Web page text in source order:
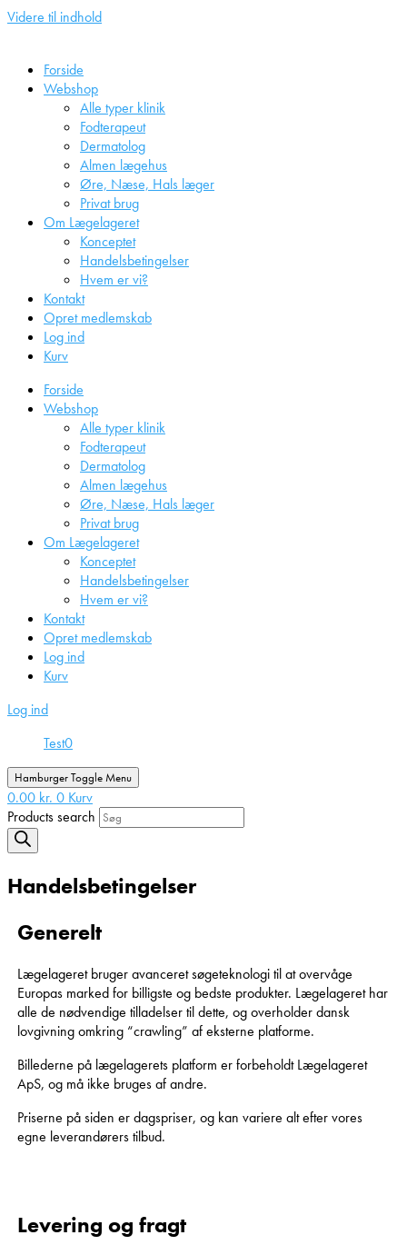
Videre til indhold
Forside
Webshop
Alle typer klinik
Fodterapeut
Dermatolog
Almen lægehus
Øre, Næse, Hals læger
Privat brug
Om Lægelageret
Konceptet
Handelsbetingelser
Hvem er vi?
Kontakt
Opret medlemskab
Log ind
Kurv
Forside
Webshop
Alle typer klinik
Fodterapeut
Dermatolog
Almen lægehus
Øre, Næse, Hals læger
Privat brug
Om Lægelageret
Konceptet
Handelsbetingelser
Hvem er vi?
Kontakt
Opret medlemskab
Log ind
Kurv
Log ind
Test0
Hamburger Toggle Menu
0.00 kr. 0 Kurv
Products search
Handelsbetingelser
Generelt
Lægelageret bruger avanceret søgeteknologi til at overvåge
Europas marked for billigste og bedste produkter. Lægelageret har
alle de nødvendige tilladelser til dette, og overholder dansk
lovgivning omkring “crawling” af eksterne platforme.
Billederne på lægelagerets platform er forbeholdt Lægelageret
ApS, og må ikke bruges af andre.
Priserne på siden er dagspriser, og kan variere alt efter vores
egne leverandørers tilbud.
Levering og fragt